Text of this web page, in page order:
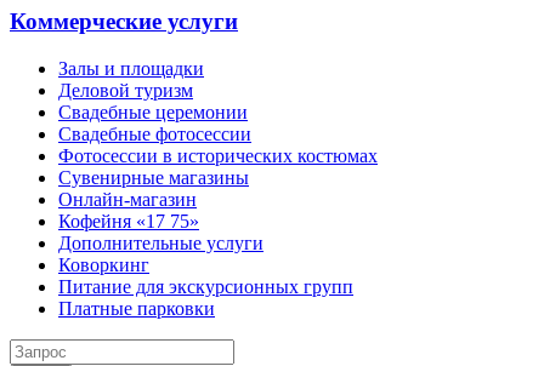
Коммерческие услуги
Залы и площадки
Деловой туризм
Свадебные церемонии
Свадебные фотосессии
Фотосессии в исторических костюмах
Сувенирные магазины
Онлайн-магазин
Кофейня «17 75»
Дополнительные услуги
Коворкинг
Питание для экскурсионных групп
Платные парковки